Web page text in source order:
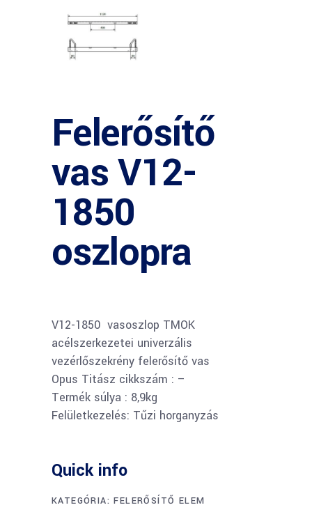
Felerősítő
vas V12-
1850
oszlopra
V12-1850 vasoszlop TMOK
acélszerkezetei univerzális
vezérlőszekrény felerősítő vas
Opus Titász cikkszám : –
Termék súlya : 8,9kg
Felületkezelés: Tűzi horganyzás
Quick info
KATEGÓRIA:FELERŐSÍTŐ ELEM